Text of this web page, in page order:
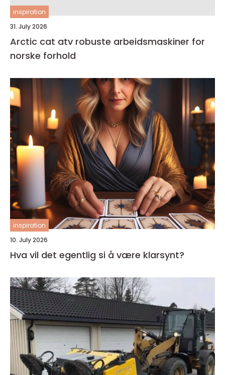
inspiration
31. July 2026
Arctic cat atv robuste arbeidsmaskiner for
norske forhold
inspiration
10. July 2026
Hva vil det egentlig si å være klarsynt?